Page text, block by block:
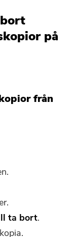
på
från
ta bort.
e-
kan
köpa